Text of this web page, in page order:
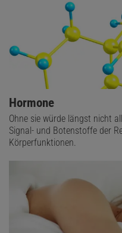
Hormone
Ohne sie würde längst nicht
Signal- und Botenstoffe der
Körperfunktionen.